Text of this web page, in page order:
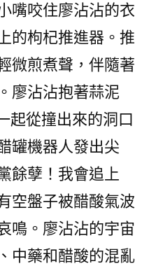
嘴咬住廖沾沾的衣
的枸杞推進器。推
微煎煮聲，伴隨著
廖沾沾抱著蒜泥
起從撞出來的洞口
罐機器人發出尖
餘孽！我會追上
空盤子被醋酸氣波
鳴。廖沾沾的宇宙
中藥和醋酸的混亂